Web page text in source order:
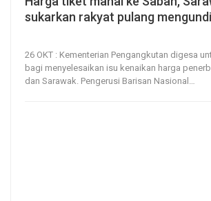
sukarkan rakyat pulang mengundi
26 OKT : Kementerian Pengangkutan digesa
bagi menyelesaikan isu kenaikan harga
dan Sarawak. Pengerusi Barisan Nasional